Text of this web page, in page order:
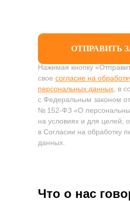
ОТПРАВИТЬ
Нажимая кнопку
свое согласие на
персональных данных , в
с Федеральным законом
№ 152-ФЗ «О
на условиях и для целей,
в Согласии на обработку
данных.
Что о нас